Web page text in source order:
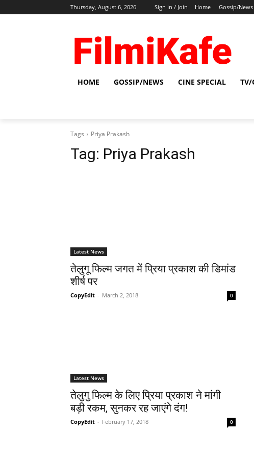
Thursday, August 6, 2026 Sign in / Join Home Gossip/News
HOME GOSSIP/NEWS CINE SPECIAL TV/
Tags Priya Prakash
Tag: Priya Prakash
Latest News
तेलुगू फिल्म जगत में प्रिया प्रकाश की डिमांड
शीर्ष पर
CopyEdit - March 2, 2018 0
Latest News
तेलुगु फिल्म के लिए प्रिया प्रकाश ने मांगी
बड़ी रकम, सुनकर रह जाएंगे दंग!
CopyEdit - February 17, 2018 0